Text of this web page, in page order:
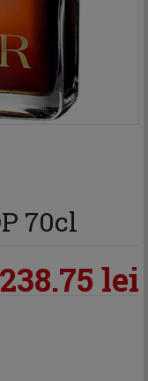
70cl
238.75 lei